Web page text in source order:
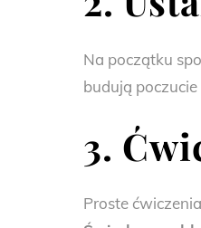
Na początku
budują
3.
Proste